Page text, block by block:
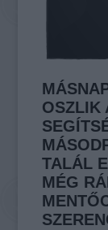
OSZLIK
TALÁL
MÉG